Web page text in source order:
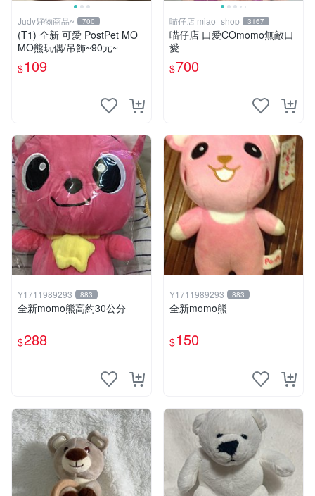
Judy好物商品~ 700
(T1) 全新 可愛 PostPet MO
MO熊玩偶/吊飾~90元~
$109
喵仔店 miao_shop 3167
喵仔店 口愛COmomo無敵口
愛
$700
Y1711989293 883
全新momo熊高約30公分
$288
Y1711989293 883
全新momo熊
$150